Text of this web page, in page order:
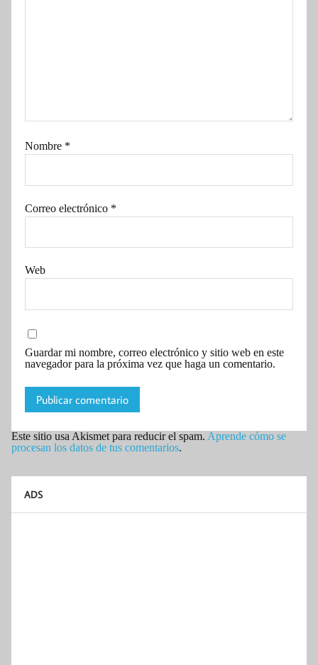
Nombre *
Correo electrónico *
Web
Guardar mi nombre, correo electrónico y sitio web en este
navegador para la próxima vez que haga un comentario.
Este sitio usa Akismet para reducir el spam. Aprende cómo se
procesan los datos de tus comentarios.
ADS